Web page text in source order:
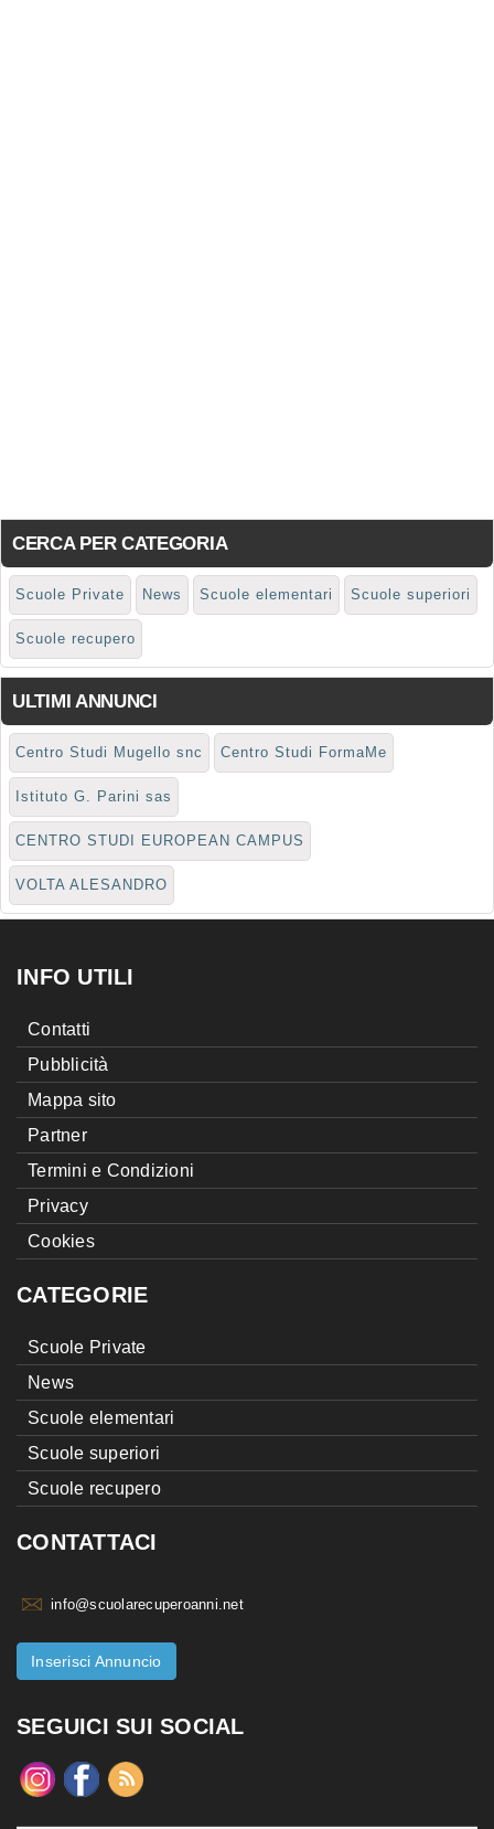
CERCA PER CATEGORIA
Scuole Private News Scuole elementari Scuole superiori
Scuole recupero
ULTIMI ANNUNCI
Centro Studi Mugello snc Centro Studi FormaMe
Istituto G. Parini sas
CENTRO STUDI EUROPEAN CAMPUS
VOLTA ALESANDRO
INFO UTILI
Contatti
Pubblicità
Mappa sito
Partner
Termini e Condizioni
Privacy
Cookies
CATEGORIE
Scuole Private
News
Scuole elementari
Scuole superiori
Scuole recupero
CONTATTACI
info@scuolarecuperoanni.net
Inserisci Annuncio
SEGUICI SUI SOCIAL